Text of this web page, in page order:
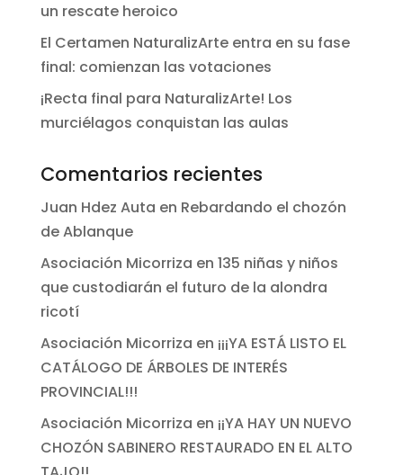
un rescate heroico
El Certamen NaturalizArte entra en su fase
final: comienzan las votaciones
¡Recta final para NaturalizArte! Los
murciélagos conquistan las aulas
Comentarios recientes
Juan Hdez Auta en Rebardando el chozón
de Ablanque
Asociación Micorriza en 135 niñas y niños
que custodiarán el futuro de la alondra
ricotí
Asociación Micorriza en ¡¡¡YA ESTÁ LISTO EL
CATÁLOGO DE ÁRBOLES DE INTERÉS
PROVINCIAL!!!
Asociación Micorriza en ¡¡YA HAY UN NUEVO
CHOZÓN SABINERO RESTAURADO EN EL ALTO